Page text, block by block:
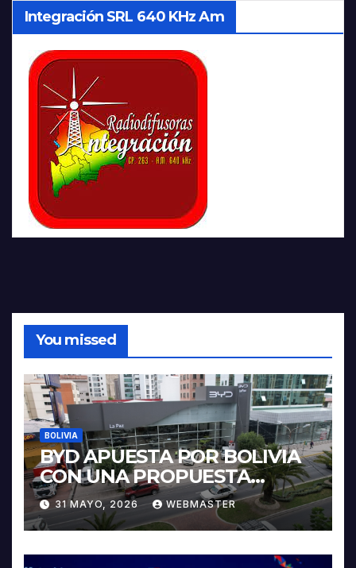
Integración SRL 640 KHz Am
You missed
BOLIVIA
BYD APUESTA POR BOLIVIA
CON UNA PROPUESTA
INTEGRAL PARA IMPULSAR
LA ELECTROMOVILIDAD Y LA
INDUSTRIALIZACIÓN DEL
LITIO
31 MAYO, 2026 WEBMASTER